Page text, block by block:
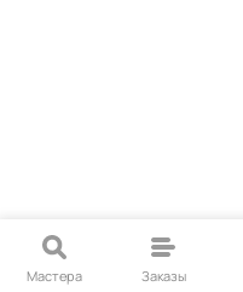
Мастера Заказы